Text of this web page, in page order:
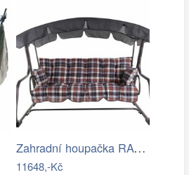
Zahradní houpačka RAVENNA
11648,-Kč